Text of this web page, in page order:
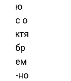
ю
с о
ктя
бр
ем
-но